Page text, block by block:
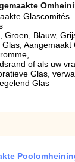
Glascomités
Groen, Blauw,
Glas, Aangemaakt
of als uw
Glas,
Glas